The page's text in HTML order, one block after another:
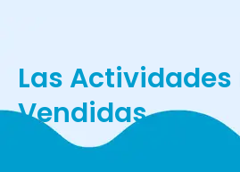
Las
Vendidas